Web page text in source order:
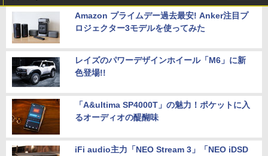
Amazon プライムデー過去最安! Anker注目プ
ロジェクター3モデルを使ってみた
レイズのパワーデザインホイール「M6」に新
色登場!!
「A&ultima SP4000T」の魅力！ポケットに入
るオーディオの醍醐味
iFi audio主力「NEO Stream 3」「NEO iDSD